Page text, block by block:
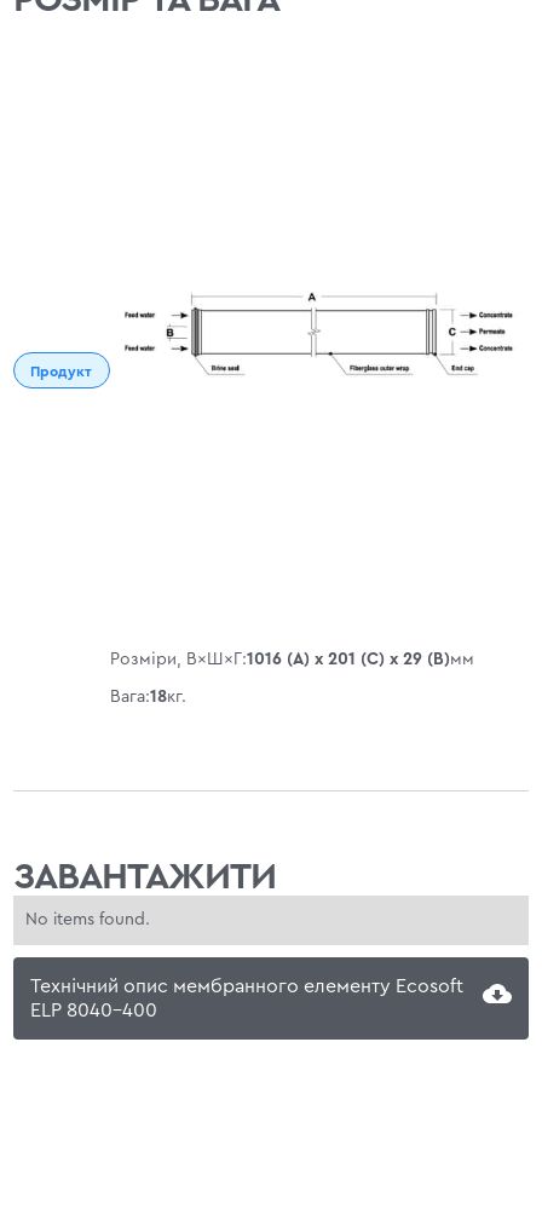
Продукт
Розміри, В×Ш×Г:1016 (A) x 201 (C) x 29 (B)мм
Вага:18кг.
ЗАВАНТАЖИТИ
No items found.
Технічний опис мембранного елементу Ecosoft
ELP 8040-400